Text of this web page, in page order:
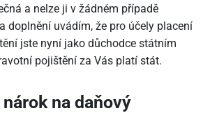
a nelze ji v žádném případě
doplnění uvádím, že pro účely placení
jste nyní jako důchodce státním
pojištění za Vás platí stát.
na daňový